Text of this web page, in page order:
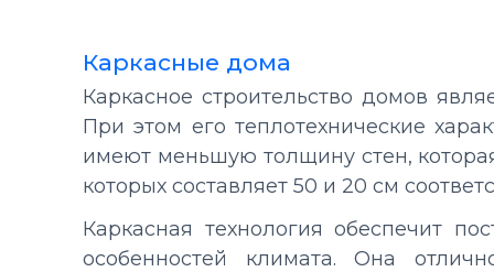
Каркасные дома
Каркасное строительство домов
При этом его теплотехнические
имеют меньшую толщину стен,
которых составляет 50 и 20 см
Каркасная технология обеспечит
особенностей климата. Она